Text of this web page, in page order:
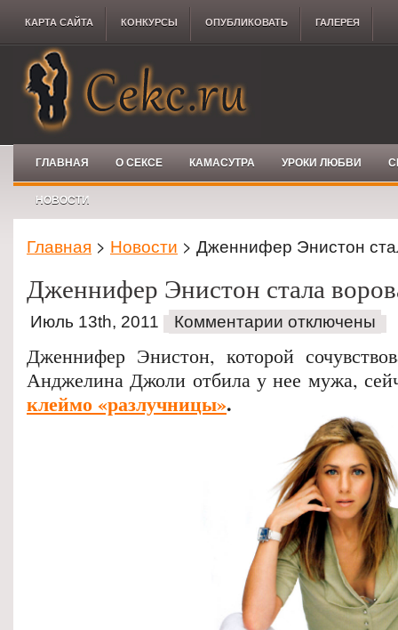
КАРТА САЙТА КОНКУРCЫ ОПУБЛИКОВАТЬ ГАЛЕРЕЯ
ГЛАВНАЯ О СЕКСЕ КАМАСУТРА УРОКИ ЛЮБВИ
НОВОСТИ
Главная > Новости > Дженнифер Энистон
Дженнифер Энистон стала
Июль 13th, 2011 Комментарии отключены
Дженнифер Энистон, которой
Анджелина Джоли отбила у нее мужа,
клеймо «разлучницы».